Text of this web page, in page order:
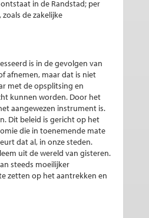
in de Randstad; per
de zakelijke
is in de gevolgen van
afnemen, maar dat is niet
met de opsplitsing en
kunnen worden. Door het
aangewezen instrument is.
Dit beleid is gericht op het
die in toenemende mate
dat al, in onze steden.
uit de wereld van gisteren.
steeds moeilijker
zetten op het aantrekken en